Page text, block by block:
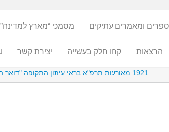
ספרים ומאמרים עתיקים מסמכי “מארץ למדינה”
הרצאות קחו חלק בעשייה יצירת קשר
1921 מאורעות תרפ"א בראי עיתון התקופה "דואר היום"